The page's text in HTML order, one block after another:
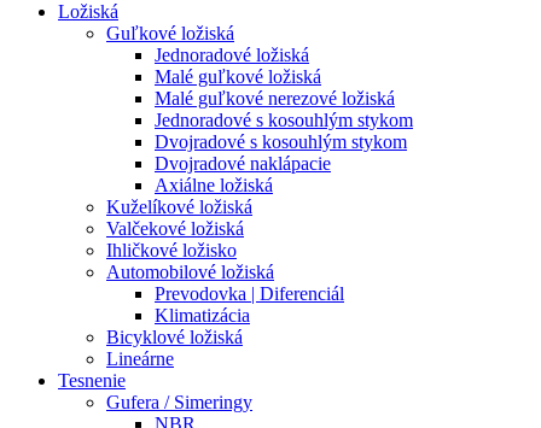
Ložiská
Guľkové ložiská
Jednoradové ložiská
Malé guľkové ložiská
Malé guľkové nerezové ložiská
Jednoradové s kosouhlým stykom
Dvojradové s kosouhlým stykom
Dvojradové naklápacie
Axiálne ložiská
Kuželíkové ložiská
Valčekové ložiská
Ihličkové ložisko
Automobilové ložiská
Prevodovka | Diferenciál
Klimatizácia
Bicyklové ložiská
Lineárne
Tesnenie
Gufera / Simeringy
NBR